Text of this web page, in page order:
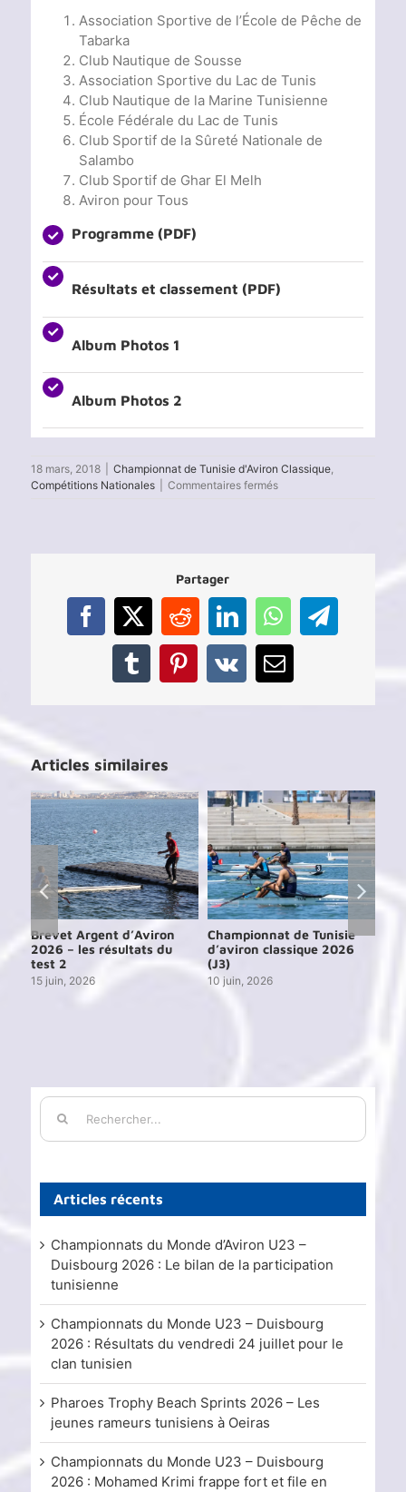
Association Sportive de l’École de Pêche de
Tabarka
Club Nautique de Sousse
Association Sportive du Lac de Tunis
Club Nautique de la Marine Tunisienne
École Fédérale du Lac de Tunis
Club Sportif de la Sûreté Nationale de
Salambo
Club Sportif de Ghar El Melh
Aviron pour Tous
Programme (PDF)
Résultats et classement (PDF)
Album Photos 1
Album Photos 2
18 mars, 2018 Championnat de Tunisie d'Aviron Classique,
Compétitions Nationales
Commentaires ferméssur
Résultats
Partager
Facebook
X RedditLinkedInWhatsAppTelegram
TumblrPinterest
Vk Email
Articles similaires
Brevet Argent d’Aviron
2026 – les résultats du
test 2
15 juin, 2026
Championnat de Tunisie
d’aviron classique 2026
(J3)
10 juin, 2026
Rechercher:
Articles récents
Championnats du Monde d’Aviron U23 –
Duisbourg 2026 : Le bilan de la participation
tunisienne
Championnats du Monde U23 – Duisbourg
2026 : Résultats du vendredi 24 juillet pour le
clan tunisien
Pharoes Trophy Beach Sprints 2026 – Les
jeunes rameurs tunisiens à Oeiras
Championnats du Monde U23 – Duisbourg
2026 : Mohamed Krimi frappe fort et file en